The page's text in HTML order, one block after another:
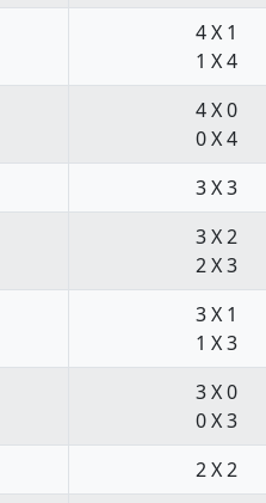
4 X 1
1 X 4
4 X 0
0 X 4
3 X 3
3 X 2
2 X 3
3 X 1
1 X 3
3 X 0
0 X 3
2 X 2